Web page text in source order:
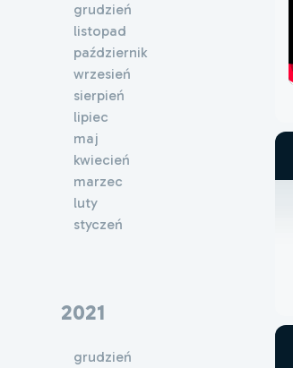
grudzień
listopad
październik
wrzesień
sierpień
lipiec
maj
kwiecień
marzec
luty
styczeń
2021
grudzień